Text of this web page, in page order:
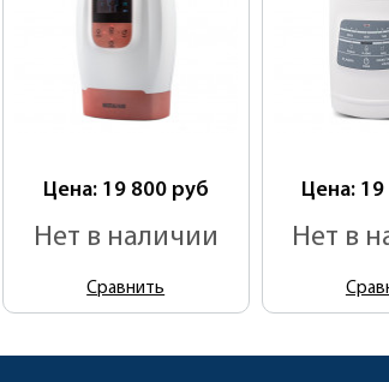
Цена: 19 800 руб
Нет в наличии
Сравнить
Цена: 19
Нет в